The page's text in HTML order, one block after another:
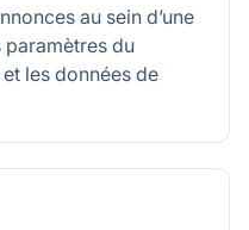
au sein d’une
paramètres du
les données de